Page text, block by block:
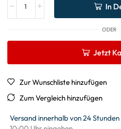
In
ODER
Jetzt
Zur Wunschliste hinzufügen
Zum Vergleich hinzufügen
Versand innerhalb von 24 Stunden